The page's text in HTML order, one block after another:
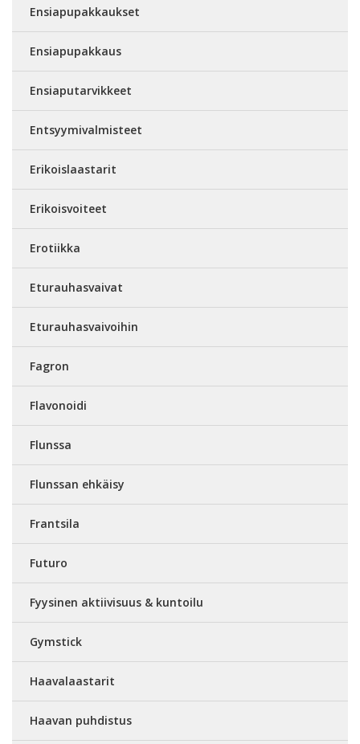
Ensiapupakkaukset
Ensiapupakkaus
Ensiaputarvikkeet
Entsyymivalmisteet
Erikoislaastarit
Erikoisvoiteet
Erotiikka
Eturauhasvaivat
Eturauhasvaivoihin
Fagron
Flavonoidi
Flunssa
Flunssan ehkäisy
Frantsila
Futuro
Fyysinen aktiivisuus & kuntoilu
Gymstick
Haavalaastarit
Haavan puhdistus